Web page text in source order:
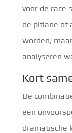
voor de race
de pitlane of
worden,
analyseren
Kort
De
een
dramatische